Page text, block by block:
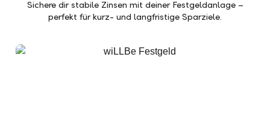
Sichere dir stabile Zinsen mit deiner Festgeldanlage –
perfekt für kurz- und langfristige Sparziele.